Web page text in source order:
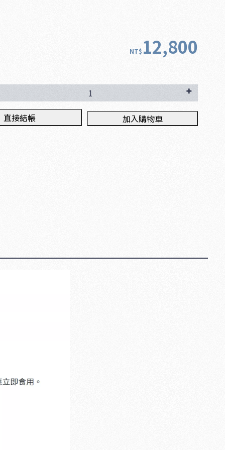
NT$ 12,800
直接結帳 加入購物車